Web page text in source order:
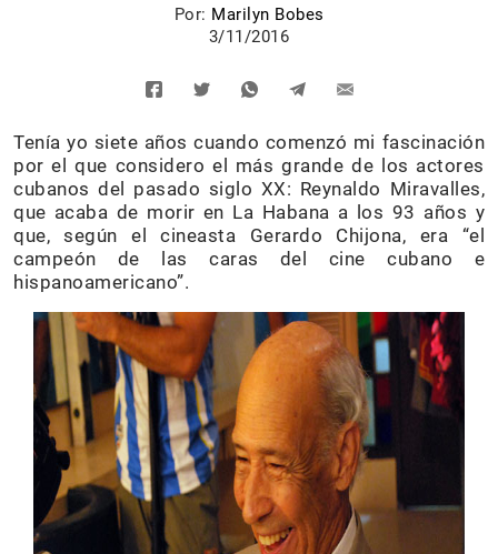
Por: Marilyn Bobes
3/11/2016
Tenía yo siete años cuando comenzó mi fascinación
por el que considero el más grande de los actores
cubanos del pasado siglo XX: Reynaldo Miravalles,
que acaba de morir en La Habana a los 93 años y
que, según el cineasta Gerardo Chijona, era “el
campeón de las caras del cine cubano e
hispanoamericano”.